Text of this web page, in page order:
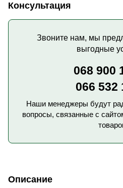
Консультация
Звоните нам, мы
выгодные
068 900
066 532
Наши менеджеры будут
вопросы, связанные с
Описание